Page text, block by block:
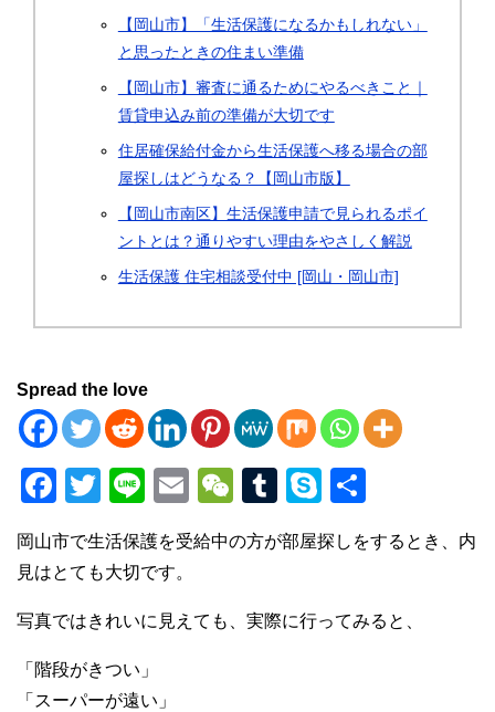
【岡山市】「生活保護になるかもしれない」
と思ったときの住まい準備
【岡山市】審査に通るためにやるべきこと｜
賃貸申込み前の準備が大切です
住居確保給付金から生活保護へ移る場合の部
屋探しはどうなる？【岡山市版】
【岡山市南区】生活保護申請で見られるポイ
ントとは？通りやすい理由をやさしく解説
生活保護 住宅相談受付中 [岡山・岡山市]
Spread the love
F
a
c
e
b
o
o
T
tt
er
Li
n
e
E
m
ail
W
C
at
T
u
m
r
S
p
岡山市で生活保護を受給中の方が部屋探しをするとき、内
見はとても大切です。
写真ではきれいに見えても、実際に行ってみると、
「階段がきつい」
「スーパーが遠い」